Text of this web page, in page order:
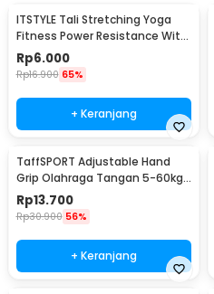
ITSTYLE Tali Stretching Yoga
Fitness Power Resistance With
Foam Handle - TT007N
Rp6.000
Rp16.900 65%
+ Keranjang
TaffSPORT Adjustable Hand
Grip Olahraga Tangan 5-60kg
- TPR
Rp13.700
Rp30.900 56%
+ Keranjang